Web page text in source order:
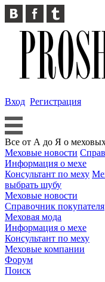
Вход Регистрация
Все от А до Я о
Меховые новости
Информация о мехе
Консультант по меху
выбрать шубу
Меховые новости
Справочник покупателя
Меховая мода
Информация о мехе
Консультант по меху
Меховые компании
Форум
Поиск